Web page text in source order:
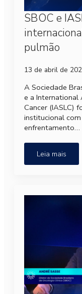
SBOC e
pulmão
13 de abril de
A Sociedade
e a International
Cancer (IASLC)
institucional
enfrentamento…
Leia mais